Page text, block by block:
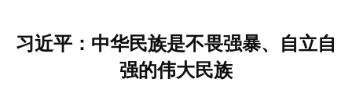
习近平：中华民族是不畏强暴、自立自
强的伟大民族